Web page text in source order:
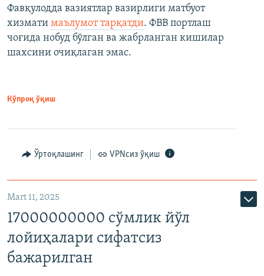
Фавқулодда вазиятлар вазирлиги матбуот
хизмати маълумот тарқатди. ФВВ портлаш
чоғида нобуд бўлган ва жабрланган кишилар
шахсини очиқлаган эмас.
Кўпроқ ўқиш
Ўртоқлашинг VPNсиз ўқиш
Mart 11, 2025
17000000000 сўмлик йўл
лойиҳалари сифатсиз
бажарилган